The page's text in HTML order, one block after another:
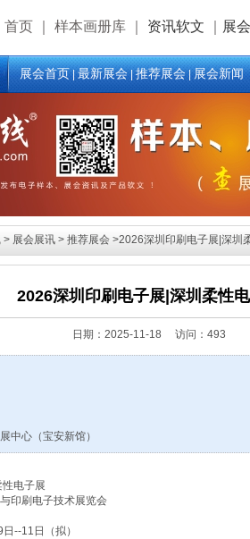
页 样本画册库 资讯软文 展
展会首页|最新展会|推荐展会|展会新闻
会展讯 > 推荐展会 >2026深圳印刷电子展|深圳
2026深圳印刷电子展|深圳柔性
日期： 2025-11-18 访问：493
中心（宝安新馆）
电子展
印刷电子技术展览会
--11日（拟）